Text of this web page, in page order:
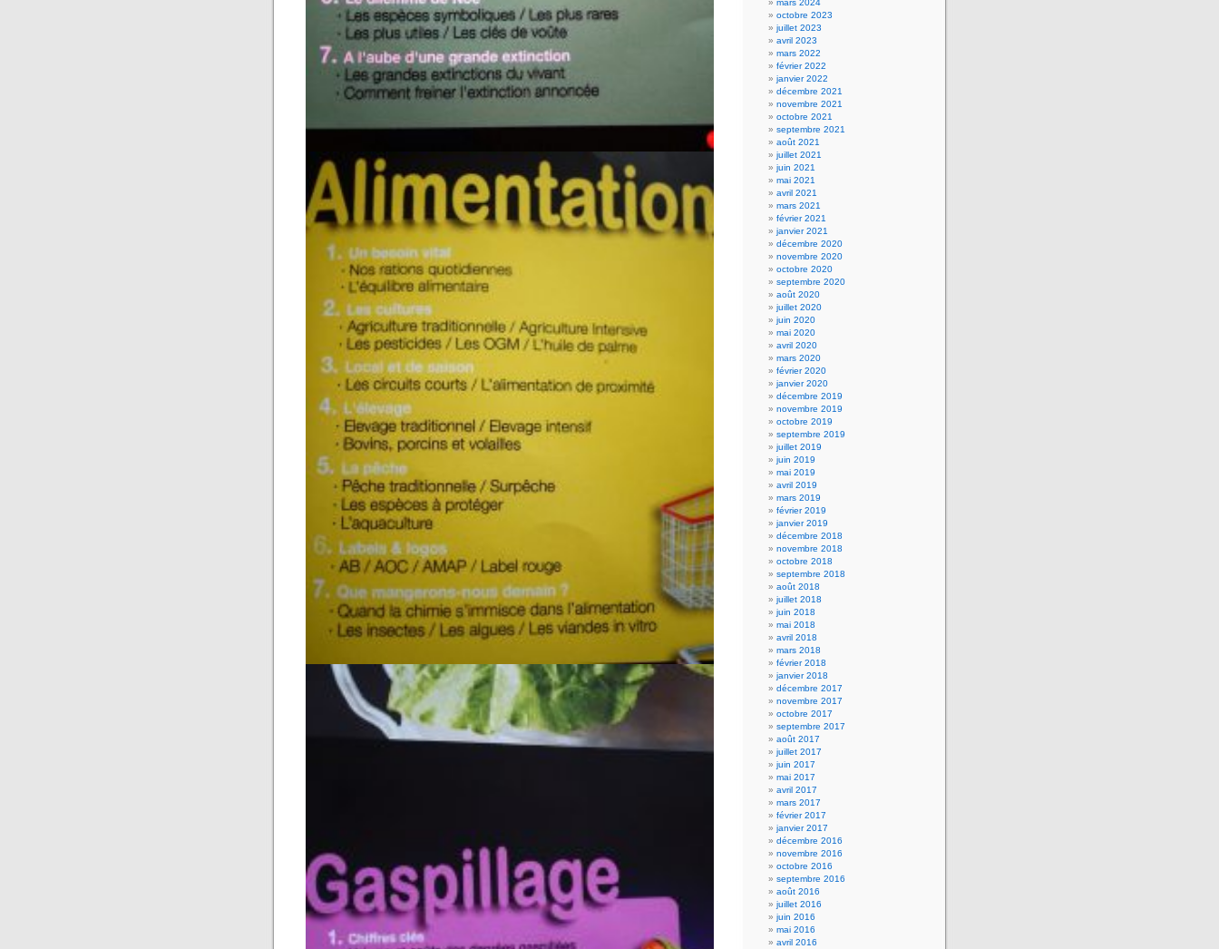
mars 2024
octobre 2023
juillet 2023
avril 2023
mars 2022
février 2022
janvier 2022
décembre 2021
novembre 2021
octobre 2021
septembre 2021
août 2021
juillet 2021
juin 2021
mai 2021
avril 2021
mars 2021
février 2021
janvier 2021
décembre 2020
novembre 2020
octobre 2020
septembre 2020
août 2020
juillet 2020
juin 2020
mai 2020
avril 2020
mars 2020
février 2020
janvier 2020
décembre 2019
novembre 2019
octobre 2019
septembre 2019
juillet 2019
juin 2019
mai 2019
avril 2019
mars 2019
février 2019
janvier 2019
décembre 2018
novembre 2018
octobre 2018
septembre 2018
août 2018
juillet 2018
juin 2018
mai 2018
avril 2018
mars 2018
février 2018
janvier 2018
décembre 2017
novembre 2017
octobre 2017
septembre 2017
août 2017
juillet 2017
juin 2017
mai 2017
avril 2017
mars 2017
février 2017
janvier 2017
décembre 2016
novembre 2016
octobre 2016
septembre 2016
août 2016
juillet 2016
juin 2016
mai 2016
avril 2016